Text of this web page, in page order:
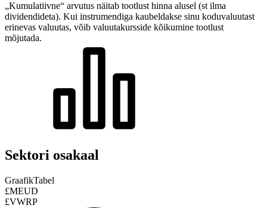
„Kumulatiivne“ arvutus näitab tootlust hinna alusel (st ilma
dividendideta). Kui instrumendiga kaubeldakse sinu koduvaluutast
erinevas valuutas, võib valuutakursside kõikumine tootlust
mõjutada.
Sektori osakaal
GraafikTabel
£MEUD
£VWRP